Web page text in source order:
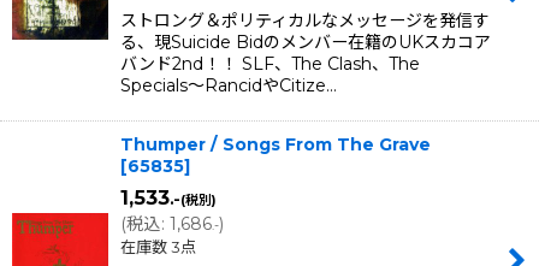
ストロング＆ポリティカルなメッセージを発信す
る、現Suicide Bidのメンバー在籍のUKスカコア
バンド2nd！！ SLF、The Clash、The
Specials〜RancidやCitize…
Thumper / Songs From The Grave
[65835]
1,533.-(税別)
(税込: 1,686.-)
在庫数 3点